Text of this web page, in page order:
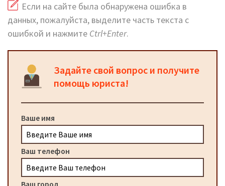
Если на сайте была обнаружена ошибка в
данных, пожалуйста, выделите часть текста с
ошибкой и нажмите Ctrl+Enter.
Задайте свой вопрос и получите
помощь юриста!
Ваше имя
Ваш телефон